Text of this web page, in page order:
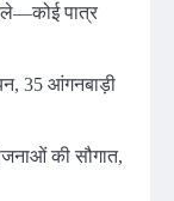
पात्र
35 आंगनबाड़ी
की सौगात,